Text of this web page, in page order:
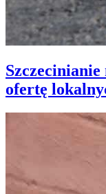
ofertę